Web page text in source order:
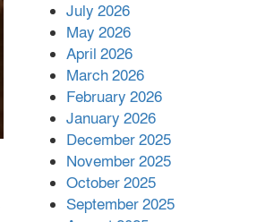
কাপ্তাই প্রেস
মাহফুজ, সম্পাদক
নির্বাচিত
মালয়েশিয়ার
দেয়ার পর ফোন
July 2026
May 2026
April 2026
March 2026
February 2026
January 2026
December 2025
November 2025
October 2025
September 2025